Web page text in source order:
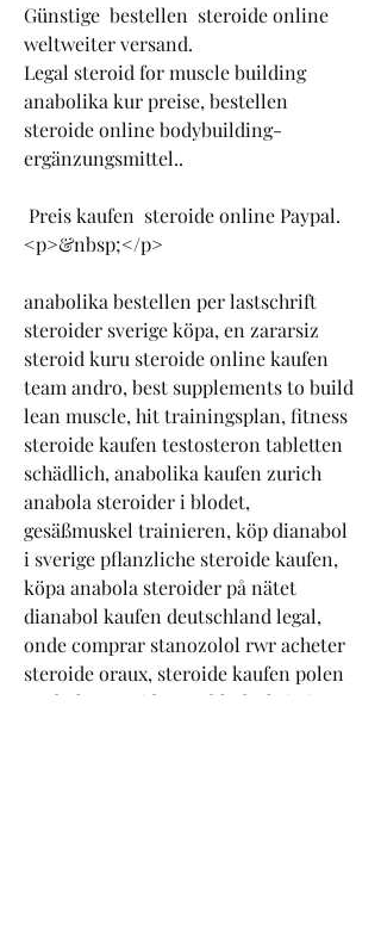
Günstige  bestellen  steroide online
weltweiter versand.
Legal steroid for muscle building
anabolika kur preise, bestellen
steroide online bodybuilding-
ergänzungsmittel..
<p>&nbsp;</p>
anabolika bestellen per lastschrift
steroider sverige köpa, en zararsiz
steroid kuru steroide online kaufen
team andro, best supplements to build
lean muscle, hit trainingsplan, fitness
steroide kaufen testosteron tabletten
schädlich, anabolika kaufen zurich
anabola steroider i blodet,
gesäßmuskel trainieren, köp dianabol
i sverige pflanzliche steroide kaufen,
köpa anabola steroider på nätet
dianabol kaufen deutschland legal,
onde comprar stanozolol rwr acheter
steroide oraux, steroide kaufen polen
anabola steroider näsblod, christian